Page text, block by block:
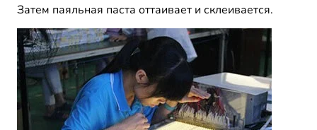
Затем паяльная паста оттаивает и склеивается.